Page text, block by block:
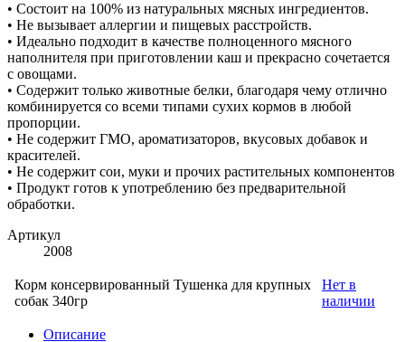
• Состоит на 100% из натуральных мясных ингредиентов.
• Не вызывает аллергии и пищевых расстройств.
• Идеально подходит в качестве полноценного мясного
наполнителя при приготовлении каш и прекрасно сочетается
с овощами.
• Содержит только животные белки, благодаря чему отлично
комбинируется со всеми типами сухих кормов в любой
пропорции.
• Не содержит ГМО, ароматизаторов, вкусовых добавок и
красителей.
• Не содержит сои, муки и прочих растительных компонентов
• Продукт готов к употреблению без предварительной
обработки.
Артикул
2008
Корм консервированный Тушенка для крупных
собак 340гр
Нет в
наличии
Описание